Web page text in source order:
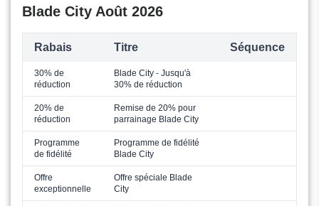
Blade City Août 2026
Rabais Titre Séquence
30% de
réduction
Blade City - Jusqu'à
30% de réduction
20% de
réduction
Remise de 20% pour
parrainage Blade City
Programme
de fidélité
Programme de fidélité
Blade City
Offre
exceptionnelle
Offre spéciale Blade
City